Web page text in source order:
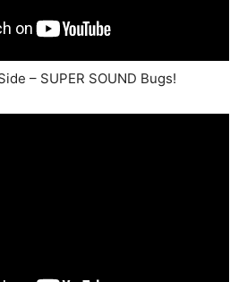
– SUPER SOUND Bugs!